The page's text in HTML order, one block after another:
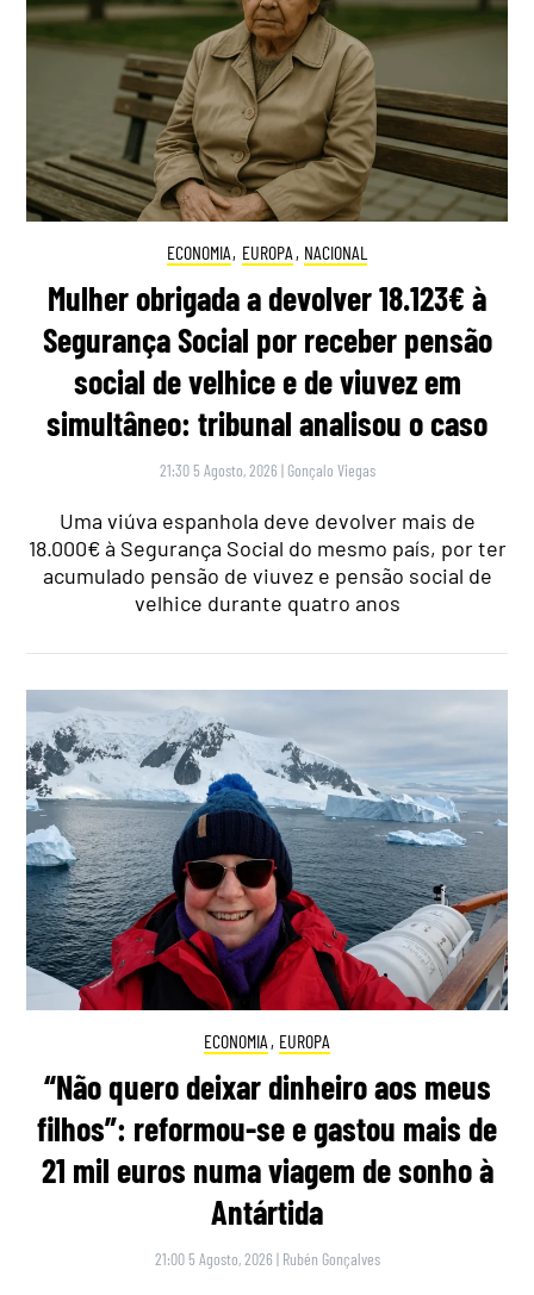
ECONOMIA, EUROPA , NACIONAL
Mulher obrigada a devolver 18.123€ à
Segurança Social por receber pensão
social de velhice e de viuvez em
simultâneo: tribunal analisou o caso
21:30 5 Agosto, 2026 | Gonçalo Viegas
Uma viúva espanhola deve devolver mais de
18.000€ à Segurança Social do mesmo país, por ter
acumulado pensão de viuvez e pensão social de
velhice durante quatro anos
ECONOMIA , EUROPA
“Não quero deixar dinheiro aos meus
filhos”: reformou-se e gastou mais de
21 mil euros numa viagem de sonho à
Antártida
21:00 5 Agosto, 2026 | Rubén Gonçalves